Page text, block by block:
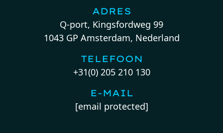
ADRES
Q-port, Kingsfordweg 99
1043 GP Amsterdam, Nederland
TELEFOON
+31(0) 205 210 130
E-MAIL
[email protected]